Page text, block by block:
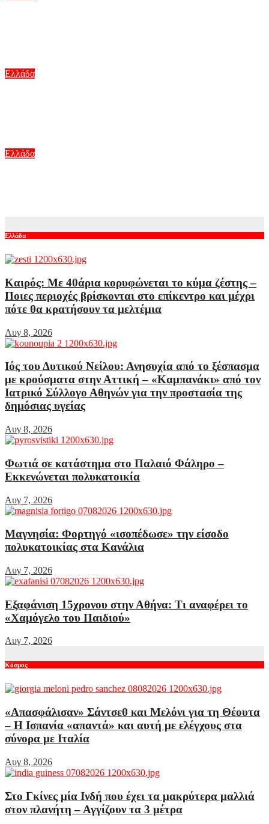
Ελλάδα
Ελλάδα
Ελλάδα
Καιρός: Με 40άρια κορυφώνεται το κύμα ζέστης –
Ποιες περιοχές βρίσκονται στο επίκεντρο και μέχρι
πότε θα κρατήσουν τα μελτέμια
Αυγ 8, 2026
Ιός του Δυτικού Νείλου: Ανησυχία από το ξέσπασμα
με κρούσματα στην Αττική – «Καμπανάκι» από τον
Ιατρικό Σύλλογο Αθηνών για την προστασία της
δημόσιας υγείας
Αυγ 8, 2026
Φωτιά σε κατάστημα στο Παλαιό Φάληρο –
Εκκενώνεται πολυκατοικία
Αυγ 7, 2026
Μαγνησία: Φορτηγό «ισοπέδωσε» την είσοδο
πολυκατοικίας στα Κανάλια
Αυγ 7, 2026
Εξαφάνιση 15χρονου στην Αθήνα: Τι αναφέρει το
«Χαμόγελο του Παιδιού»
Αυγ 7, 2026
Κόσμος
«Απασφάλισαν» Σάντσεθ και Μελόνι για τη Θέουτα
– Η Ισπανία «απαντά» και αυτή με ελέγχους στα
σύνορα με Ιταλία
Αυγ 8, 2026
Στο Γκίνες μία Ινδή που έχει τα μακρύτερα μαλλιά
στον πλανήτη – Αγγίζουν τα 3 μέτρα